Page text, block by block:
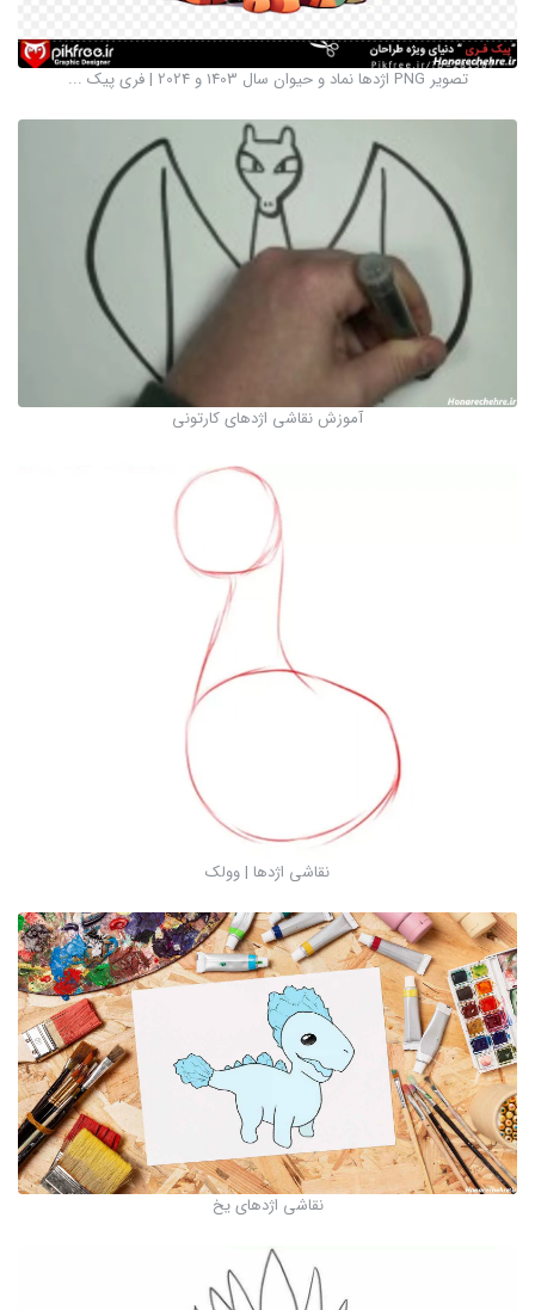
تصویر PNG اژدها نماد و حیوان سال 1403 و 2024 | فری پیک ...
آموزش نقاشی اژدهای کارتونی
نقاشی اژدها | وولک
نقاشی اژدهای یخ